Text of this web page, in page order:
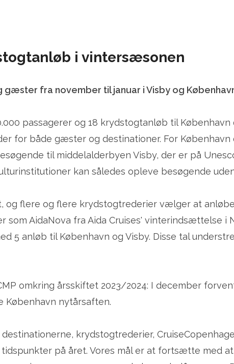
i vintersæsonen
fra november til januar i Visby og
passagerer og 18 krydstogtanløb til
for både gæster og destinationer. For
til middelalderbyen Visby, der er på
kan således opleve besøgende
flere og flere krydstogtrederier vælger at
AidaNova fra Aida Cruises' vinterindsættelse i
5 anløb til København og Visby. Disse tal
omkring årsskiftet 2023/2024: I december
København nytårsaften.
krydstogtrederier,
på året. Vores mål er at fortsætte med